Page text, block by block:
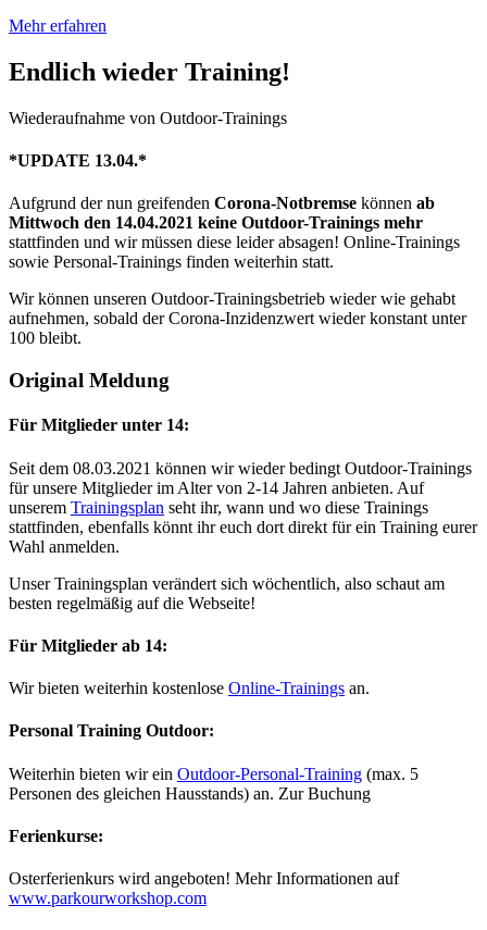
Mehr erfahren
Endlich wieder Training!
Wiederaufnahme von Outdoor-Trainings
*UPDATE 13.04.*
Aufgrund der nun greifenden Corona-Notbremse können ab
Mittwoch den 14.04.2021 keine Outdoor-Trainings mehr
stattfinden und wir müssen diese leider absagen! Online-Trainings
sowie Personal-Trainings finden weiterhin statt.
Wir können unseren Outdoor-Trainingsbetrieb wieder wie gehabt
aufnehmen, sobald der Corona-Inzidenzwert wieder konstant unter
100 bleibt.
Original Meldung
Für Mitglieder unter 14:
Seit dem 08.03.2021 können wir wieder bedingt Outdoor-Trainings
für unsere Mitglieder im Alter von 2-14 Jahren anbieten. Auf
unserem Trainingsplan seht ihr, wann und wo diese Trainings
stattfinden, ebenfalls könnt ihr euch dort direkt für ein Training eurer
Wahl anmelden.
Unser Trainingsplan verändert sich wöchentlich, also schaut am
besten regelmäßig auf die Webseite!
Für Mitglieder ab 14:
Wir bieten weiterhin kostenlose Online-Trainings an.
Personal Training Outdoor:
Weiterhin bieten wir ein Outdoor-Personal-Training (max. 5
Personen des gleichen Hausstands) an. Zur Buchung
Ferienkurse:
Osterferienkurs wird angeboten! Mehr Informationen auf
www.parkourworkshop.com